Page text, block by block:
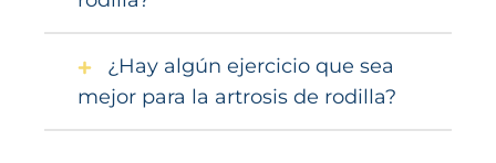
¿Hay algún ejercicio que sea
mejor para la artrosis de rodilla?